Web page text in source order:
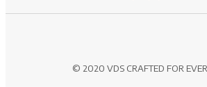
© 2020 VDS CRAFTED FOR